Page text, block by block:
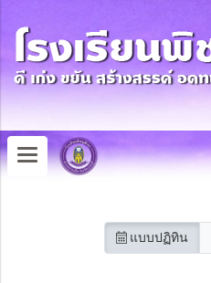
แบบปฏิทิน